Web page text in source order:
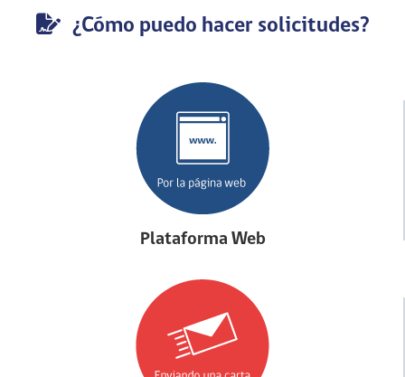
¿Cómo puedo hacer solicitudes?
Plataforma Web